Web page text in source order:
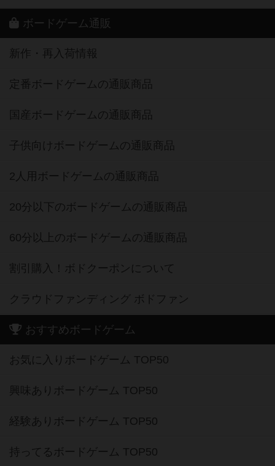
ボードゲーム通販
新作・再入荷情報
定番ボードゲームの通販商品
国産ボードゲームの通販商品
子供向けボードゲームの通販商品
2人用ボードゲームの通販商品
20分以下のボードゲームの通販商品
60分以上のボードゲームの通販商品
割引購入！ボドクーポンについて
クラウドファンディング ボドファン
おすすめボードゲーム
お気に入りボードゲーム TOP50
興味ありボードゲーム TOP50
経験ありボードゲーム TOP50
持ってるボードゲーム TOP50